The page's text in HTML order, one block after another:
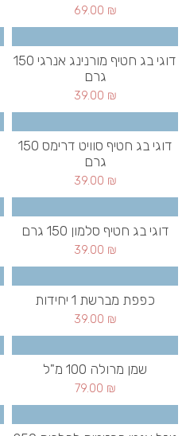
69.00 ₪
דוגי בג חטיף מורנינג אנרגי 150
גרם
39.00 ₪
דוגי בג חטיף סוויט דרימס 150
גרם
39.00 ₪
דוגי בג חטיף סלמון 150 גרם
39.00 ₪
כפפת מברשת 1 יחידות
39.00 ₪
שמן מרולה 100 מ"ל
79.00 ₪